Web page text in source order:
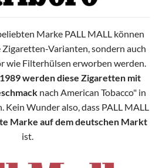
Marke PALL MALL können
Varianten, sondern auch
wie Filterhülsen erworben werden.
werden diese Zigaretten mit
nach American Tobacco" in
Kein Wunder also, dass PALL MALL
Marke auf dem deutschen Markt
ist.